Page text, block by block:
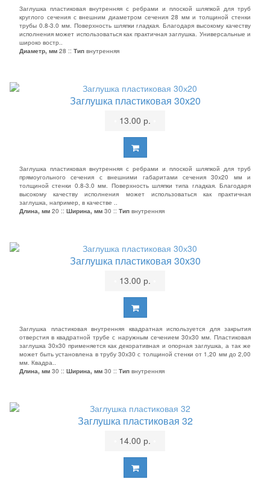
Заглушка пластиковая внутренняя с ребрами и плоской шляпкой для труб
круглого сечения с внешним диаметром сечения 28 мм и толщиной стенки
трубы 0.8-3.0 мм. Поверхность шляпки гладкая. Благодаря высокому качеству
исполнения может использоваться как практичная заглушка. Универсальные и
широко востр..
Диаметр, мм 28 :: Тип внутренняя
Заглушка пластиковая 30х20
13.00 р.
Заглушка пластиковая внутренняя с ребрами и плоской шляпкой для труб
прямоугольного сечения с внешними габаритами сечения 30х20 мм и
толщиной стенки 0.8-3.0 мм. Поверхность шляпки типа гладкая. Благодаря
высокому качеству исполнения может использоваться как практичная
заглушка, например, в качестве ..
Длина, мм 20 :: Ширина, мм 30 :: Тип внутренняя
Заглушка пластиковая 30х30
13.00 р.
Заглушка пластиковая внутренняя квадратная используется для закрытия
отверстия в квадратной трубе с наружным сечением 30х30 мм. Пластиковая
заглушка 30х30 применяется как декоративная и опорная заглушка, а так же
может быть установлена в трубу 30х30 с толщиной стенки от 1,20 мм до 2,00
мм. Квадра..
Длина, мм 30 :: Ширина, мм 30 :: Тип внутренняя
Заглушка пластиковая 32
14.00 р.